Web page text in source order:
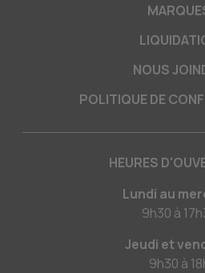
NOUS
POLITIQUE DE
HEURES
Lundi au
9h30 à
Jeudi et
9h30 à